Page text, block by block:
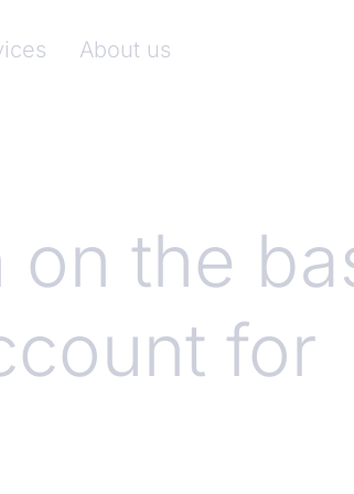
About us
on the
for